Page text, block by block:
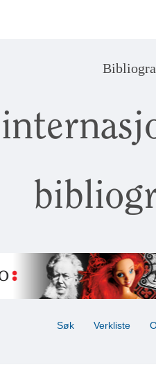
Søk Verkliste